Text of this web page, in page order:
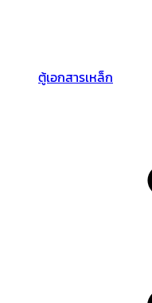
ตู้เอกสารเหล็ก